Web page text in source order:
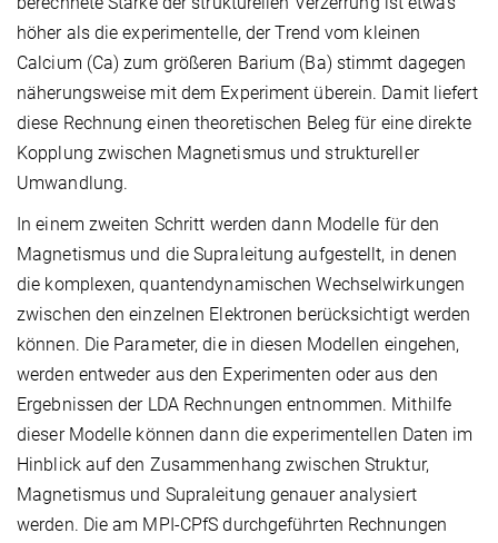
höher als die experimentelle, der Trend vom kleinen
Calcium (Ca) zum größeren Barium (Ba) stimmt dagegen
näherungsweise mit dem Experiment überein. Damit liefert
diese Rechnung einen theoretischen Beleg für eine direkte
Kopplung zwischen Magnetismus und struktureller
Umwandlung.
In einem zweiten Schritt werden dann Modelle für den
Magnetismus und die Supraleitung aufgestellt, in denen
die komplexen, quantendynamischen Wechselwirkungen
zwischen den einzelnen Elektronen berücksichtigt werden
können. Die Parameter, die in diesen Modellen eingehen,
werden entweder aus den Experimenten oder aus den
Ergebnissen der LDA Rechnungen entnommen. Mithilfe
dieser Modelle können dann die experimentellen Daten im
Hinblick auf den Zusammenhang zwischen Struktur,
Magnetismus und Supraleitung genauer analysiert
werden. Die am MPI-CPfS durchgeführten Rechnungen